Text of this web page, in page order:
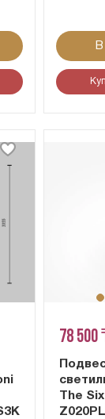
78 500
The